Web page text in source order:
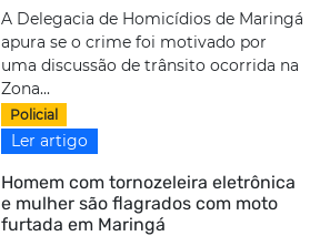
A Delegacia de Homicídios de Maringá
apura se o crime foi motivado por
uma discussão de trânsito ocorrida na
Zona...
Policial
Ler artigo
Homem com tornozeleira eletrônica
e mulher são flagrados com moto
furtada em Maringá